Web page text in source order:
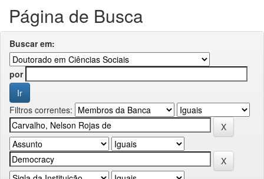
Página de Busca
Buscar em:
por
Filtros correntes: